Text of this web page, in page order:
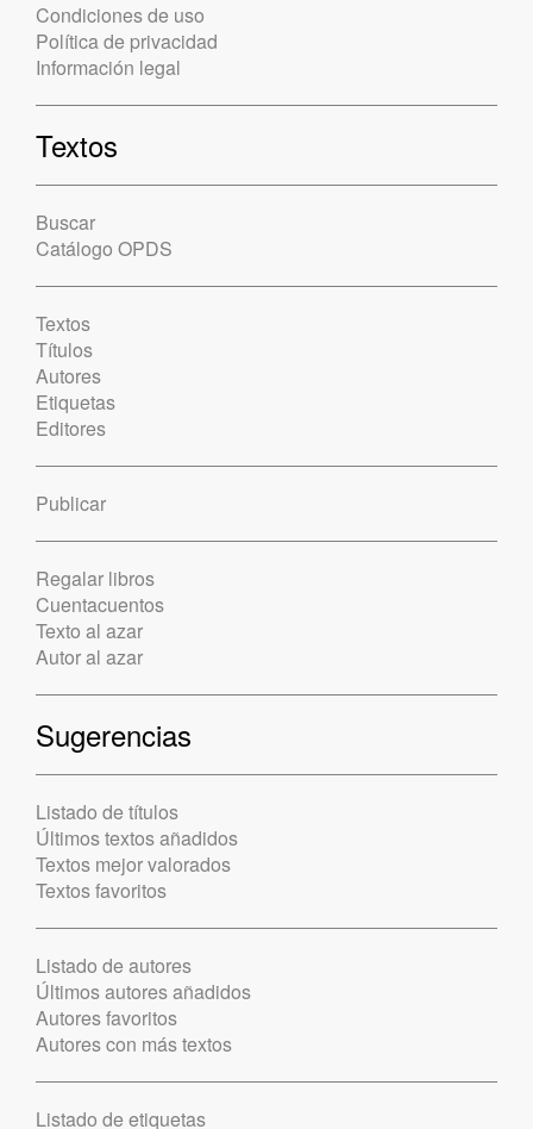
Condiciones de uso
Política de privacidad
Información legal
Textos
Buscar
Catálogo OPDS
Textos
Títulos
Autores
Etiquetas
Editores
Publicar
Regalar libros
Cuentacuentos
Texto al azar
Autor al azar
Sugerencias
Listado de títulos
Últimos textos añadidos
Textos mejor valorados
Textos favoritos
Listado de autores
Últimos autores añadidos
Autores favoritos
Autores con más textos
Listado de etiquetas